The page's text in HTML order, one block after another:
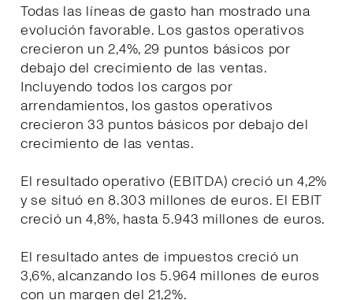
Todas las líneas de gasto han mostrado una
evolución favorable. Los gastos operativos
crecieron un 2,4%, 29 puntos básicos por
debajo del crecimiento de las ventas.
Incluyendo todos los cargos por
arrendamientos, los gastos operativos
crecieron 33 puntos básicos por debajo del
crecimiento de las ventas.
El resultado operativo (EBITDA) creció un 4,2%
y se situó en 8.303 millones de euros. El EBIT
creció un 4,8%, hasta 5.943 millones de euros.
El resultado antes de impuestos creció un
3,6%, alcanzando los 5.964 millones de euros
con un margen del 21,2%.